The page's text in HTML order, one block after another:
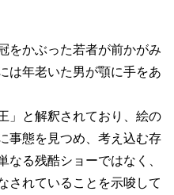
をかぶった若者が前かがみ
は年老いた男が顎に手をあ
」と解釈されており、絵の
事態を見つめ、考え込む存
なる残酷ショーではなく、
されていることを示唆して